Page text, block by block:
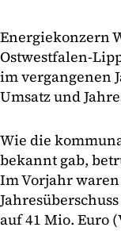
Energiekonzern
Ostwestfalen-
im vergangenen
Umsatz und
Wie die
bekannt gab,
Im Vorjahr waren
auf 41 Mio. Euro